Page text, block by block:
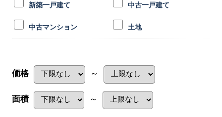
新築一戸建て 中古一戸建て
中古マンション 土地
価格 ～
面積 ～